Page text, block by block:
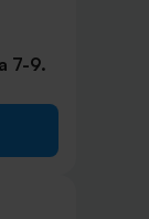
7-9.